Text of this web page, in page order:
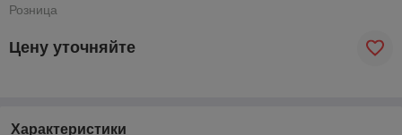
Розница
Цену уточняйте
Характеристики